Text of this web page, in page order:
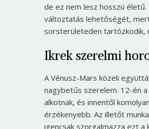
de ez nem lesz hosszú
változtatás lehetőségét,
sorsterületeden tartózkodik,
Ikrek szerelmi
A Vénusz-Mars közeli
nagybetűs szerelem. 12-én
alkotnak, és innentől
érzékenyebb. Az illetőt
igencsak szorgalmazza ezt